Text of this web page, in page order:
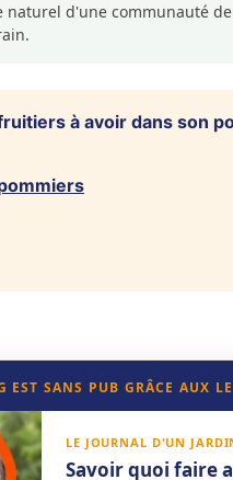
naturel d'une communauté de
à avoir dans son
EST SANS PUB GRÂCE AUX
LE JOURNAL D'UN
Savoir quoi faire